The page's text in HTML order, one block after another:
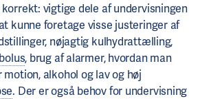
vigtige dele af undervisningen
kunne foretage visse justeringer af
nøjagtig kulhydrattælling,
bolus, brug af alarmer, hvordan man
motion, alkohol og lav og høj
. Der er også behov for undervisning